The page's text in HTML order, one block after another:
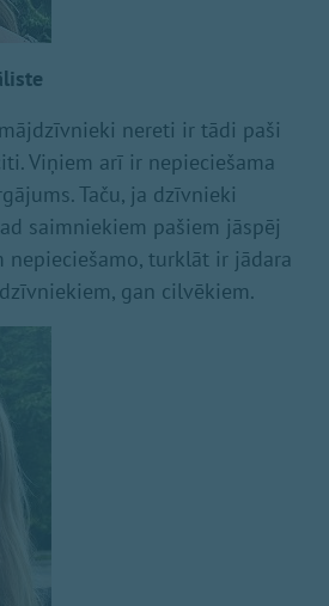
nereti ir tādi paši
Viņiem arī ir nepieciešama
Taču, ja dzīvnieki
saimniekiem pašiem jāspēj
turklāt ir jādara
gan cilvēkiem.